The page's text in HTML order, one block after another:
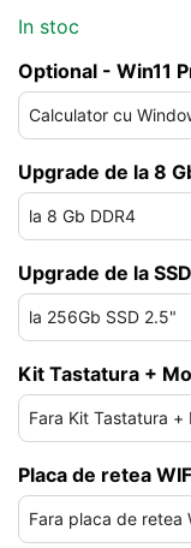
In stoc
Optional - Win11
Upgrade de la 8
Upgrade de la
Kit Tastatura +
Placa de retea